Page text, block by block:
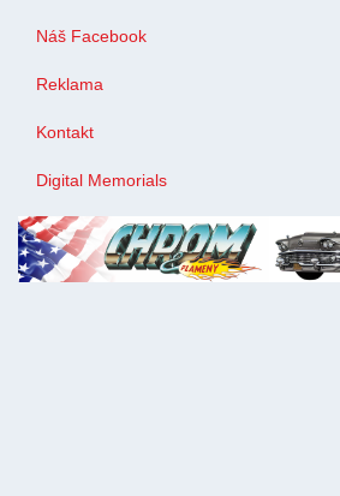
Náš Facebook
Reklama
Kontakt
Digital Memorials